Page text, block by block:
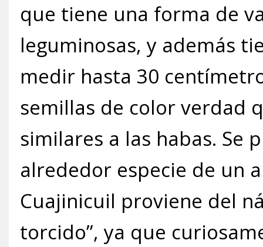
que tiene una forma de
leguminosas, y además
medir hasta 30
semillas de color verdad
similares a las habas. Se
alrededor especie de un
Cuajinicuil proviene del
torcido”, ya que